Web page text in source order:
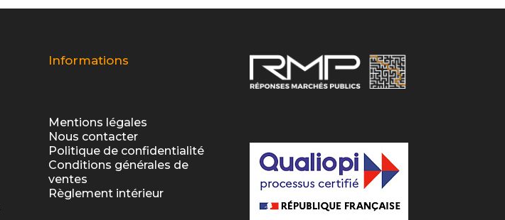
Informations
Mentions légales
Nous contacter
Politique de confidentialité
Conditions générales de
ventes
Règlement intérieur